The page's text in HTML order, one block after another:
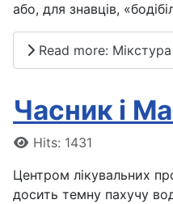
або, для знавців,
Read more:
Часник і
DetailsHits: 1431
Центром лікувальних
досить темну пахучу